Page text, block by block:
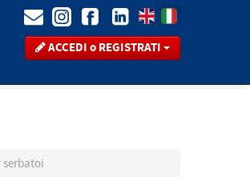
ACCEDI o REGISTRATI
serbatoi